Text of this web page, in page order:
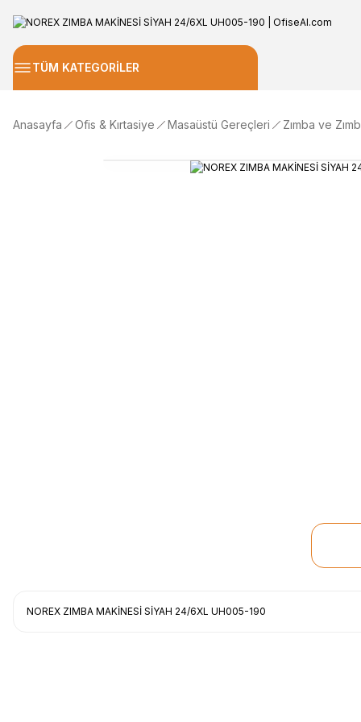
TÜM KATEGORİLER
Anasayfa Ofis & Kırtasiye Masaüstü Gereçleri Zımba ve
NOREX ZIMBA MAKİNESİ SİYAH 24/6XL UH005-190